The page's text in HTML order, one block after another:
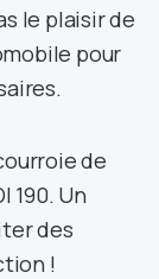
le plaisir de
pour
de
190. Un
des
!